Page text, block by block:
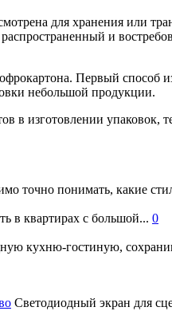
для хранения или
и
Первый способ
небольшой продукции.
изготовлении упаковок,
точно понимать, какие
в квартирах с большой... 0
кухню-гостиную,
Светодиодный экран для